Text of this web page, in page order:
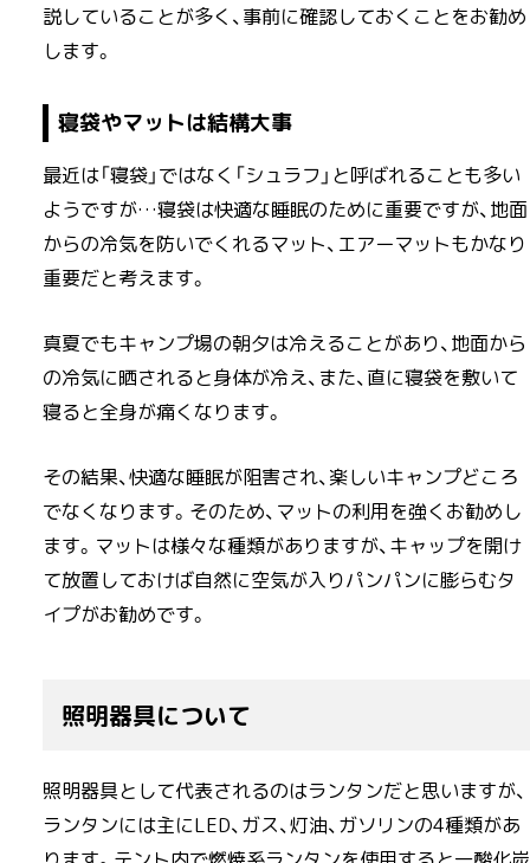
説していることが多く、事前に確認しておくことをお勧め
します。
寝袋やマットは結構大事
最近は「寝袋」ではなく「シュラフ」と呼ばれることも多い
ようですが…寝袋は快適な睡眠のために重要ですが、地面
からの冷気を防いでくれるマット、エアーマットもかなり
重要だと考えます。
真夏でもキャンプ場の朝夕は冷えることがあり、地面から
の冷気に晒されると身体が冷え、また、直に寝袋を敷いて
寝ると全身が痛くなります。
その結果、快適な睡眠が阻害され、楽しいキャンプどころ
でなくなります。そのため、マットの利用を強くお勧めし
ます。マットは様々な種類がありますが、キャップを開け
て放置しておけば自然に空気が入りパンパンに膨らむタ
イプがお勧めです。
照明器具について
照明器具として代表されるのはランタンだと思いますが、
ランタンには主にLED、ガス、灯油、ガソリンの4種類があ